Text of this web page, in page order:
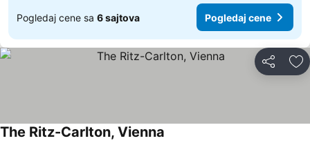
Pogledaj cene sa 6 sajtova Pogledaj cene
Deli
The Ritz-Carlton, Vienna